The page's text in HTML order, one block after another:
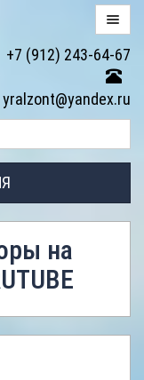
+7 (912) 243-64-67
на